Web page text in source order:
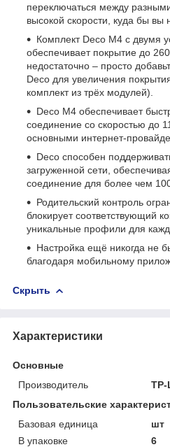
переключаться между
высокой скорости, куда бы
Комплект Deco M4 с двумя
обеспечивает покрытие до
недостаточно – просто
Deco для увеличения
комплект из трёх модулей).
Deco M4 обеспечивает
соединение со скоростью до
основными интернет-
Deco способен
загруженной сети,
соединение для более чем 100
Родительский контроль
блокирует соответствующий
уникальные профили для
Настройка ещё никогда не
благодаря мобильному
Скрыть
Характеристики
Основные
Производитель
Пользовательские
Базовая единица
шт
В упаковке
6